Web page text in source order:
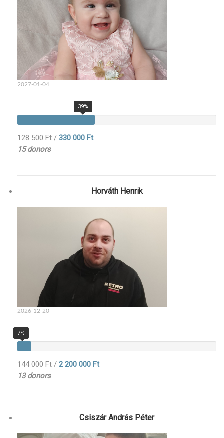
2027-01-04
39%
128 500 Ft / 330 000 Ft
15 donors
Horváth Henrik
2026-12-20
7%
144 000 Ft / 2 200 000 Ft
13 donors
Csiszár András Péter